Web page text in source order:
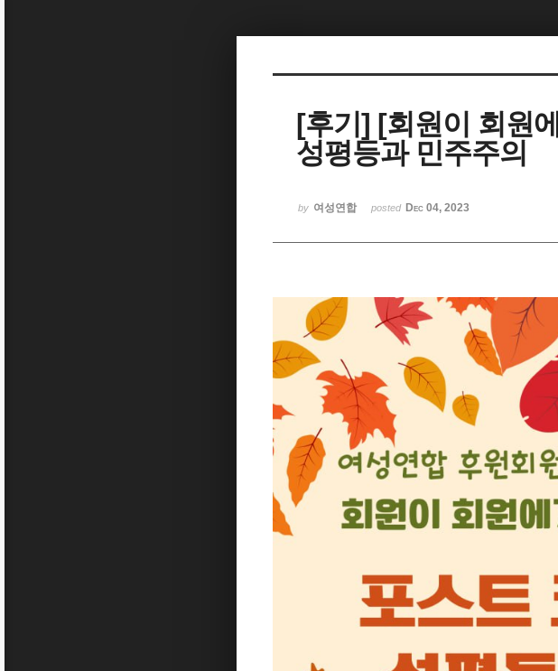
[후기] [회원이 회원
성평등과 민주주의
by 여성연합 posted Dec 04, 2023
Sketchbook5, 스케치북5
Sketchbook5, 스케치북5